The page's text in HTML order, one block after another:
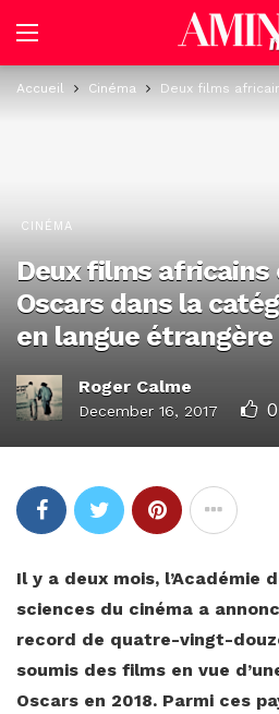
Accueil Cinéma Deux films
CINÉMA
Deux films africains
Oscars dans la
en langue étrangère
Roger Calme
December 16, 2017 0
Il y a deux mois, l’Académie
sciences du cinéma a
record de quatre-vingt-
soumis des films en vue
Oscars en 2018. Parmi ces